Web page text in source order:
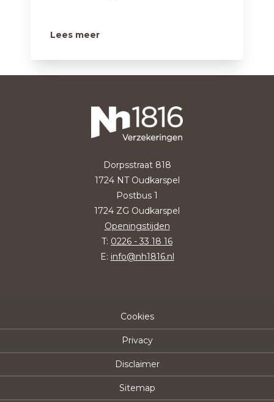
Lees meer
Dorpsstraat 818
1724 NT Oudkarspel
Postbus 1
1724 ZG Oudkarspel
Openingstijden
T: 0226 - 33 18 16
E: info@nh1816.nl
Cookies
Privacy
Disclaimer
Sitemap